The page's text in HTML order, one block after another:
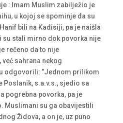
: Imam Muslim zabilježio je
u kojoj se spominje da su
bili na Kadisiji, pa je naišla
su stali mirno dok povorka nije
rečeno da to nije
sahrana nekog
odgovorili: ”Jednom prilikom
Poslanik, s.a.v.s., sjedio sa
pogrebna povorka, pa je
Muslimani su ga obavijestili
Židova, a on je, uz puno